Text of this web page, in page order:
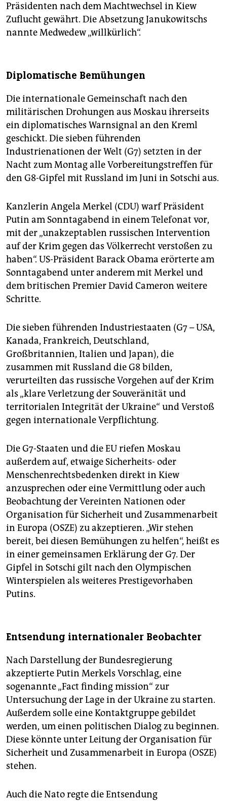
Präsidenten nach dem Machtwechsel in Kiew
Zuflucht gewährt. Die Absetzung Janukowitschs
nannte Medwedew „willkürlich“.
Diplomatische Bemühungen
Die internationale Gemeinschaft nach den
militärischen Drohungen aus Moskau ihrerseits
ein diplomatisches Warnsignal an den Kreml
geschickt. Die sieben führenden
Industrienationen der Welt (G7) setzten in der
Nacht zum Montag alle Vorbereitungstreffen für
den G8-Gipfel mit Russland im Juni in Sotschi aus.
Kanzlerin Angela Merkel (CDU) warf Präsident
Putin am Sonntagabend in einem Telefonat vor,
mit der „unakzeptablen russischen Intervention
auf der Krim gegen das Völkerrecht verstoßen zu
haben“. US-Präsident Barack Obama erörterte am
Sonntagabend unter anderem mit Merkel und
dem britischen Premier David Cameron weitere
Schritte.
Die sieben führenden Industriestaaten (G7 – USA,
Kanada, Frankreich, Deutschland,
Großbritannien, Italien und Japan), die
zusammen mit Russland die G8 bilden,
verurteilten das russische Vorgehen auf der Krim
als „klare Verletzung der Souveränität und
territorialen Integrität der Ukraine“ und Verstoß
gegen internationale Verpflichtung.
Die G7-Staaten und die EU riefen Moskau
außerdem auf, etwaige Sicherheits- oder
Menschenrechtsbedenken direkt in Kiew
anzusprechen oder eine Vermittlung oder auch
Beobachtung der Vereinten Nationen oder
Organisation für Sicherheit und Zusammenarbeit
in Europa (OSZE) zu akzeptieren. „Wir stehen
bereit, bei diesen Bemühungen zu helfen“, heißt es
in einer gemeinsamen Erklärung der G7. Der
Gipfel in Sotschi gilt nach den Olympischen
Winterspielen als weiteres Prestigevorhaben
Putins.
Entsendung internationaler Beobachter
Nach Darstellung der Bundesregierung
akzeptierte Putin Merkels Vorschlag, eine
sogenannte „Fact finding mission“ zur
Untersuchung der Lage in der Ukraine zu starten.
Außerdem solle eine Kontaktgruppe gebildet
werden, um einen politischen Dialog zu beginnen.
Diese könnte unter Leitung der Organisation für
Sicherheit und Zusammenarbeit in Europa (OSZE)
stehen.
Auch die Nato regte die Entsendung